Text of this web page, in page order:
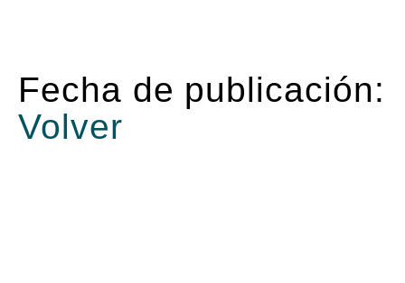
Fecha de publicación:
Volver